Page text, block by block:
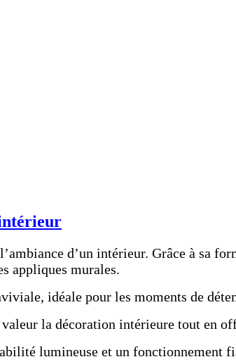
d’un intérieur. Grâce à sa
appliques murales.
idéale pour les moments de
la décoration intérieure tout en
lumineuse et un fonctionnement